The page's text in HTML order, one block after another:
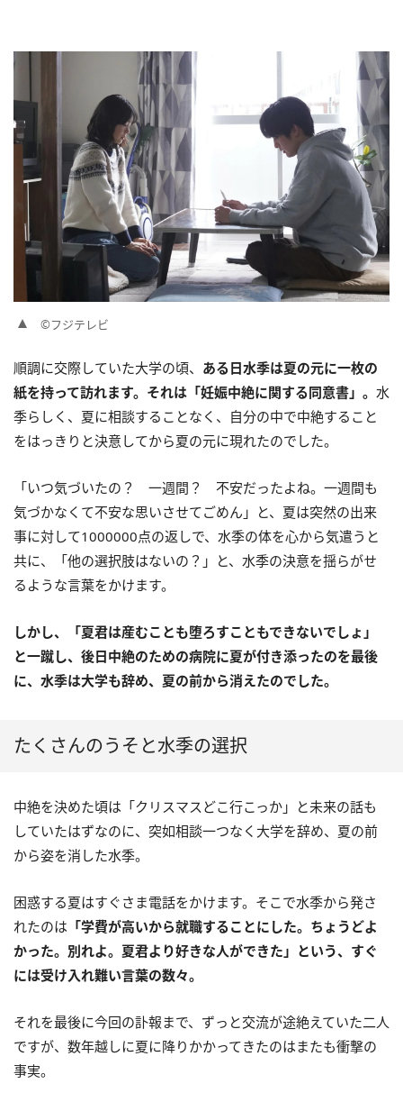
©フジテレビ
順調に交際していた大学の頃、 ある日水季は夏の元に一枚の
紙を持って訪れます。それは「妊娠中絶に関する同意書」。 水
季らしく、夏に相談することなく、自分の中で中絶すること
をはっきりと決意してから夏の元に現れたのでした。
「いつ気づいたの？ 一週間？ 不安だったよね。一週間も
気づかなくて不安な思いさせてごめん」と、夏は突然の出来
事に対して1000000点の返しで、水季の体を心から気遣うと
共に、「他の選択肢はないの？」と、水季の決意を揺らがせ
るような言葉をかけます。
しかし、「夏君は産むことも堕ろすこともできないでしょ」
と一蹴し、後日中絶のための病院に夏が付き添ったのを最後
に、水季は大学も辞め、夏の前から消えたのでした。
たくさんのうそと水季の選択
中絶を決めた頃は「クリスマスどこ行こっか」と未来の話も
していたはずなのに、突如相談一つなく大学を辞め、夏の前
から姿を消した水季。
困惑する夏はすぐさま電話をかけます。そこで水季から発さ
れたのは 「学費が高いから就職することにした。ちょうどよ
かった。別れよ。夏君より好きな人ができた」という、すぐ
には受け入れ難い言葉の数々。
それを最後に今回の訃報まで、ずっと交流が途絶えていた二人
ですが、数年越しに夏に降りかかってきたのはまたも衝撃の
事実。